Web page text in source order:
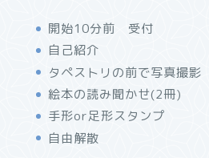
開始10分前 受付
自己紹介
タペストリの前で写真撮影
絵本の読み聞かせ(2冊)
手形or足形スタンプ
自由解散